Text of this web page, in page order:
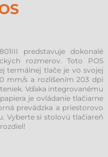
predstavuje dokonalé
rozmerov. Toto POS
termálnej tlače je vo svojej
mm/s a rozlíšením 203 dpi
Vďaka integrovanému
je ovládanie tlačiarne
prevádzka a priestorovo
Vyberte si stolovú tlačiareň